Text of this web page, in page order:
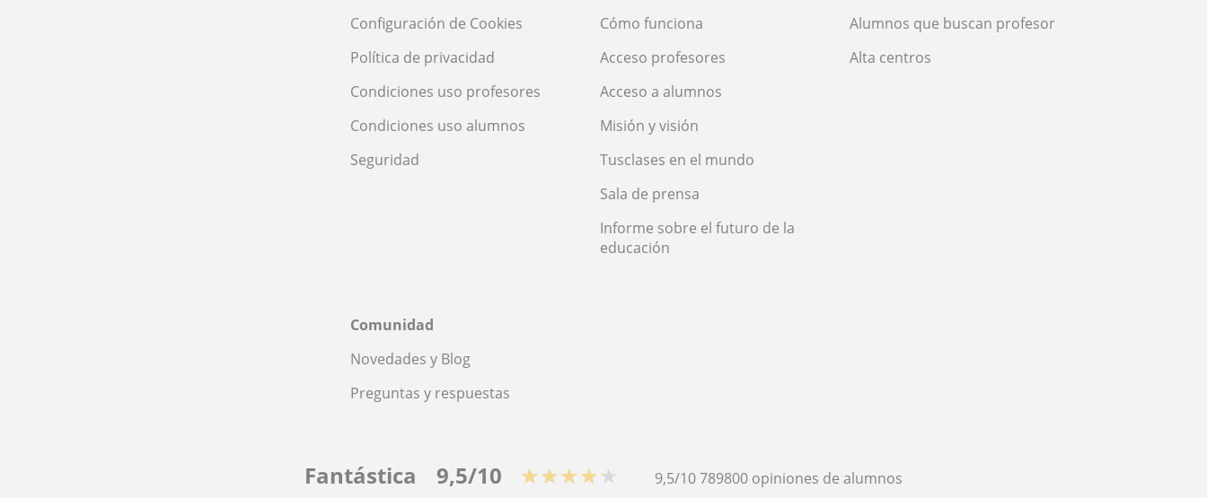
Configuración de Cookies
Política de privacidad
Condiciones uso profesores
Condiciones uso alumnos
Seguridad
Cómo funciona
Acceso profesores
Acceso a alumnos
Misión y visión
Tusclases en el mundo
Sala de prensa
Informe sobre el futuro de la
educación
Alumnos que buscan profesor
Alta centros
Comunidad
Novedades y Blog
Preguntas y respuestas
Fantástica 9,5/10 ★★★★★ 9,5/10789800 opiniones de alumnos